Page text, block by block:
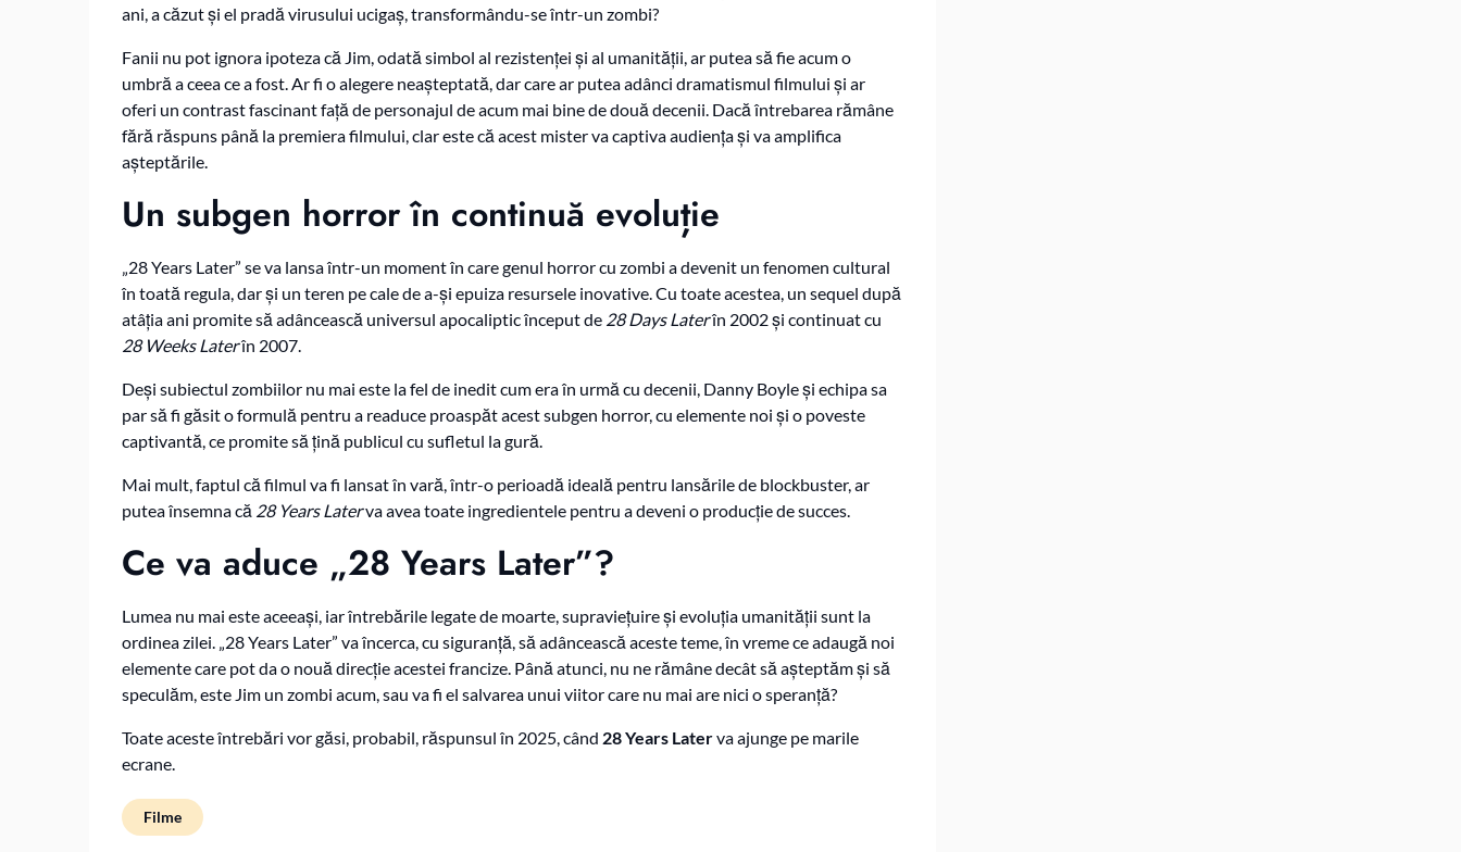
ani, a căzut și el pradă virusului ucigaș, transformându-se într-un zombi?
Fanii nu pot ignora ipoteza că Jim, odată simbol al rezistenței și al umanității, ar putea să fie acum o
umbră a ceea ce a fost. Ar fi o alegere neașteptată, dar care ar putea adânci dramatismul filmului și ar
oferi un contrast fascinant față de personajul de acum mai bine de două decenii. Dacă întrebarea rămâne
fără răspuns până la premiera filmului, clar este că acest mister va captiva audiența și va amplifica
așteptările.
Un subgen horror în continuă evoluție
„28 Years Later” se va lansa într-un moment în care genul horror cu zombi a devenit un fenomen cultural
în toată regula, dar și un teren pe cale de a-și epuiza resursele inovative. Cu toate acestea, un sequel după
atâția ani promite să adâncească universul apocaliptic început de 28 Days Laterîn 2002 și continuat cu
28 Weeks Laterîn 2007.
Deși subiectul zombiilor nu mai este la fel de inedit cum era în urmă cu decenii, Danny Boyle și echipa sa
par să fi găsit o formulă pentru a readuce proaspăt acest subgen horror, cu elemente noi și o poveste
captivantă, ce promite să țină publicul cu sufletul la gură.
Mai mult, faptul că filmul va fi lansat în vară, într-o perioadă ideală pentru lansările de blockbuster, ar
putea însemna că 28 Years Laterva avea toate ingredientele pentru a deveni o producție de succes.
Ce va aduce „28 Years Later”?
Lumea nu mai este aceeași, iar întrebările legate de moarte, supraviețuire și evoluția umanității sunt la
ordinea zilei. „28 Years Later” va încerca, cu siguranță, să adâncească aceste teme, în vreme ce adaugă noi
elemente care pot da o nouă direcție acestei francize. Până atunci, nu ne rămâne decât să așteptăm și să
speculăm, este Jim un zombi acum, sau va fi el salvarea unui viitor care nu mai are nici o speranță?
Toate aceste întrebări vor găsi, probabil, răspunsul în 2025, când 28 Years Laterva ajunge pe marile
ecrane.
Filme